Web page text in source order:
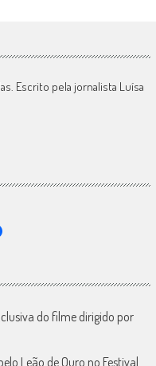
Escrito pela jornalista Luísa
do filme dirigido por
Leão de Ouro no Festival